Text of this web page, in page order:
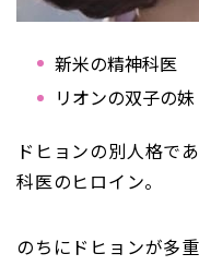
新米の精神科医
リオンの双子の妹
ドヒョンの別人格で
科医のヒロイン。
のちにドヒョンが多